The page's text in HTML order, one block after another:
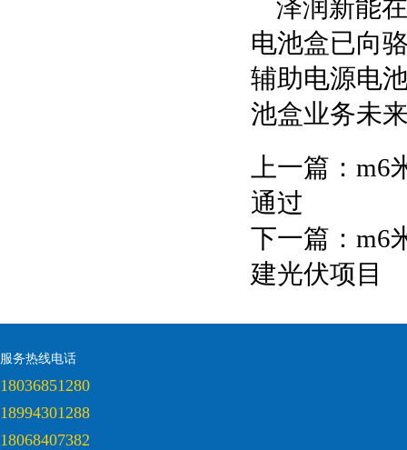
泽润新能
电池盒已向
辅助电源电
池盒业务未
上一篇： m6
通过
下一篇： m6
建光伏项目
服务热线电话
18036851280
18994301288
18068407382